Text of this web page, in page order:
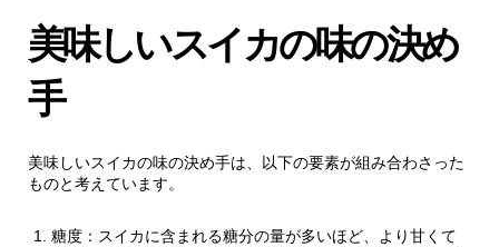
美味しいスイカの味の決め
手
美味しいスイカの味の決め手は、以下の要素が組み合わさった
ものと考えています。
糖度：スイカに含まれる糖分の量が多いほど、より甘くて